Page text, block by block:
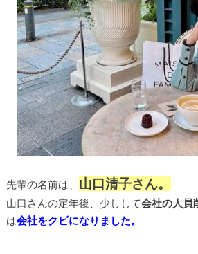
先輩の名前は、 山口清子さん。
山口さんの定年後、少しして会社の人員
は会社をクビになりました。